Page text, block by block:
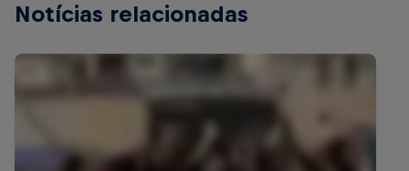
Notícias relacionadas